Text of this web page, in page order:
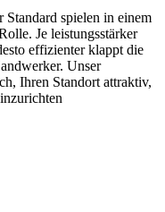
spielen in einem
Je leistungsstärker
effizienter klappt die
Unser
Ihren Standort attraktiv,